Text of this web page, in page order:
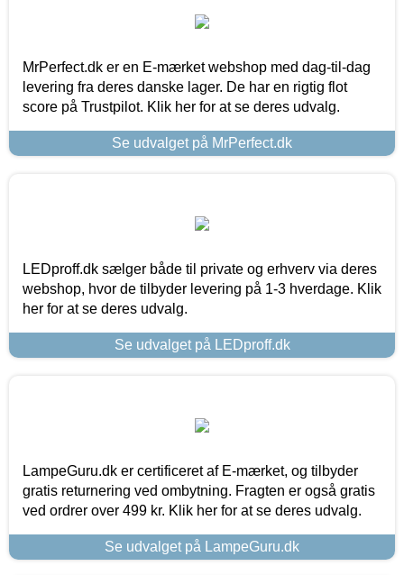
MrPerfect.dk er en E-mærket webshop med dag-til-dag
levering fra deres danske lager. De har en rigtig flot
score på Trustpilot. Klik her for at se deres udvalg.
Se udvalget på MrPerfect.dk
LEDproff.dk sælger både til private og erhverv via deres
webshop, hvor de tilbyder levering på 1-3 hverdage. Klik
her for at se deres udvalg.
Se udvalget på LEDproff.dk
LampeGuru.dk er certificeret af E-mærket, og tilbyder
gratis returnering ved ombytning. Fragten er også gratis
ved ordrer over 499 kr. Klik her for at se deres udvalg.
Se udvalget på LampeGuru.dk